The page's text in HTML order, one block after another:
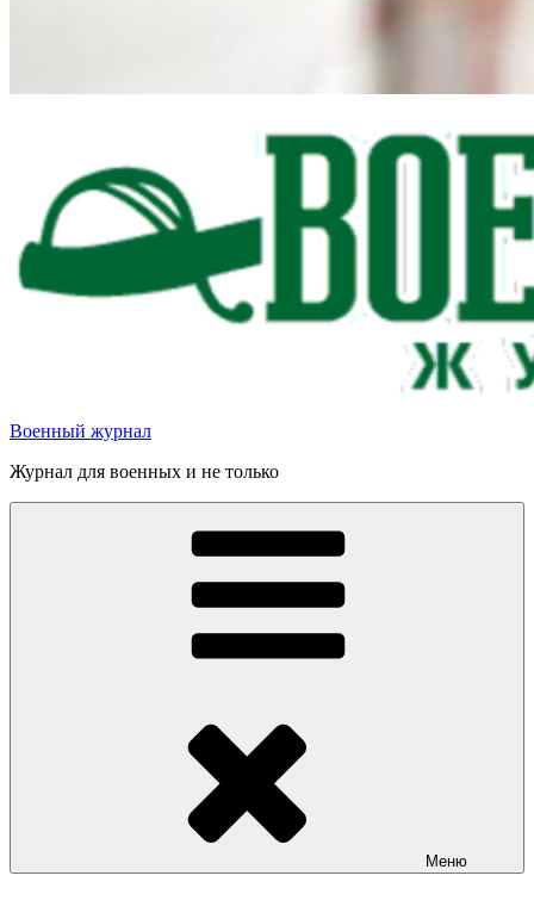
Военный журнал
Журнал для военных и не только
Меню